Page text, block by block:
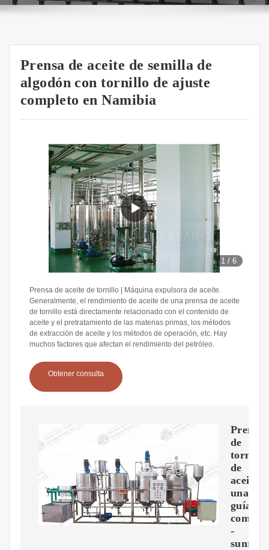
Prensa de aceite de semilla de
algodón con tornillo de ajuste
completo en Namibia
1 /6
Prensa de aceite de tornillo | Máquina expulsora de aceite.
Generalmente, el rendimiento de aceite de una prensa de aceite
de tornillo está directamente relacionado con el contenido de
aceite y el pretratamiento de las materias primas, los métodos
de extracción de aceite y los métodos de operación, etc. Hay
muchos factores que afectan el rendimiento del petróleo.
Obtener consulta
Prensa
de
tornillo
de
aceite:
una
guía
-
sunrise